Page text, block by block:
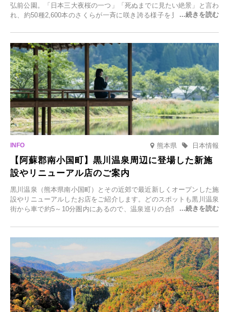
弘前公園。「日本三大夜桜の一つ」「死ぬまでに見たい絶景」と言わ
れ、約50種2,600本のさくらが一斉に咲き誇る様子を見に、世界中か
日(月)～2026年2月28日(土)の期間、「冬に咲くさくらライトアップ」
を開催します。
熊本県 日本情報
【阿蘇郡南小国町】黒川温泉周辺に登場した新施
設やリニューアル店のご案内
黒川温泉（熊本県南小国町）とその近郊で最近新しくオープンした施
設やリニューアルしたお店をご紹介します。どのスポットも黒川温泉
街から車で約5～10分圏内にあるので、温泉巡りの合間に気軽に立ち
元食材にこだわったレストランなど、多彩な魅力が満載です。黒川温
泉の新たな楽しみとしてチェックしてみてください。